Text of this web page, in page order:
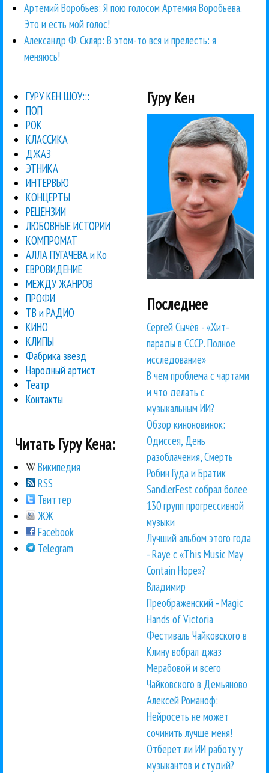
Артемий Воробьев: Я пою голосом Артемия Воробьева.
Это и есть мой голос!
Александр Ф. Скляр: В этом-то вся и прелесть: я
меняюсь!
ГУРУ КЕН ШОУ:::
ПОП
РОК
КЛАССИКА
ДЖАЗ
ЭТНИКА
ИНТЕРВЬЮ
КОНЦЕРТЫ
РЕЦЕНЗИИ
ЛЮБОВНЫЕ ИСТОРИИ
КОМПРОМАТ
АЛЛА ПУГАЧЕВА и Ко
ЕВРОВИДЕНИЕ
МЕЖДУ ЖАНРОВ
ПРОФИ
ТВ и РАДИО
КИНО
КЛИПЫ
Фабрика звезд
Народный артист
Театр
Контакты
Читать Гуру Кена:
Википедия
RSS
Твиттер
ЖЖ
Facebook
Telegram
Гуру Кен
Последнее
Сергей Сычёв - «Хит-
парады в СССР. Полное
исследование»
В чем проблема с чартами
и что делать с
музыкальным ИИ?
Обзор киноновинок:
Одиссея, День
разоблачения, Смерть
Робин Гуда и Братик
SandlerFest собрал более
130 групп прогрессивной
музыки
Лучший альбом этого года
- Raye с «This Music May
Contain Hope»?
Владимир
Преображенский - Magic
Hands of Victoria
Фестиваль Чайковского в
Клину вобрал джаз
Мерабовой и всего
Чайковского в Демьяново
Алексей Романоф:
Нейросеть не может
сочинить лучше меня!
Отберет ли ИИ работу у
музыкантов и студий?